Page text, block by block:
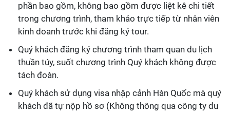
phần bao gồm, không bao gồm được liệt kê chi tiết
trong chương trình, tham khảo trực tiếp từ nhân viên
kinh doanh trước khi đăng ký tour.
Quý khách đăng ký chương trình tham quan du lịch
thuần túy, suốt chương trình Quý khách không được
tách đoàn.
Quý khách sử dụng visa nhập cảnh Hàn Quốc mà quý
khách đã tự nộp hồ sơ (Không thông qua công ty du